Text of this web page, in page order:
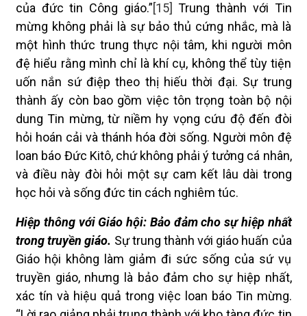
của đức tin Công giáo.”[15] Trung thành với Tin
mừng không phải là sự bảo thủ cứng nhắc, mà là
một hình thức trung thực nội tâm, khi người môn
đệ hiểu rằng mình chỉ là khí cụ, không thể tùy tiện
uốn nắn sứ điệp theo thị hiếu thời đại. Sự trung
thành ấy còn bao gồm việc tôn trọng toàn bộ nội
dung Tin mừng, từ niềm hy vọng cứu độ đến đòi
hỏi hoán cải và thánh hóa đời sống. Người môn đệ
loan báo Đức Kitô, chứ không phải ý tưởng cá nhân,
và điều này đòi hỏi một sự cam kết lâu dài trong
học hỏi và sống đức tin cách nghiêm túc.
Hiệp thông với Giáo hội: Bảo đảm cho sự hiệp nhất
trong truyền giáo. Sự trung thành với giáo huấn của
Giáo hội không làm giảm đi sức sống của sứ vụ
truyền giáo, nhưng là bảo đảm cho sự hiệp nhất,
xác tín và hiệu quả trong việc loan báo Tin mừng.